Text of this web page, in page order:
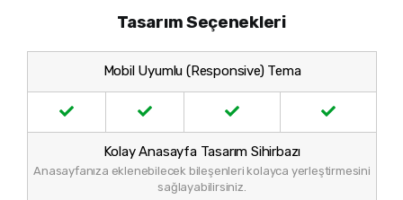
Tasarım Seçenekleri
Mobil Uyumlu (Responsive) Tema
Kolay Anasayfa Tasarım Sihirbazı
Anasayfanıza eklenebilecek bileşenleri kolayca yerleştirmesini
sağlayabilirsiniz.